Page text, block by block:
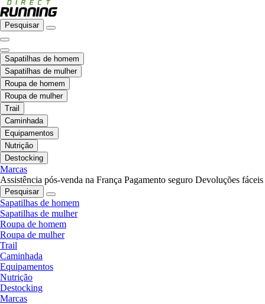
Pesquisar
Sapatilhas de homem
Sapatilhas de mulher
Roupa de homem
Roupa de mulher
Trail
Caminhada
Equipamentos
Nutrição
Destocking
Marcas
Assistência pós-venda na França Pagamento seguro Devoluções fáceis
Pesquisar
Sapatilhas de homem
Sapatilhas de mulher
Roupa de homem
Roupa de mulher
Trail
Caminhada
Equipamentos
Nutrição
Destocking
Marcas